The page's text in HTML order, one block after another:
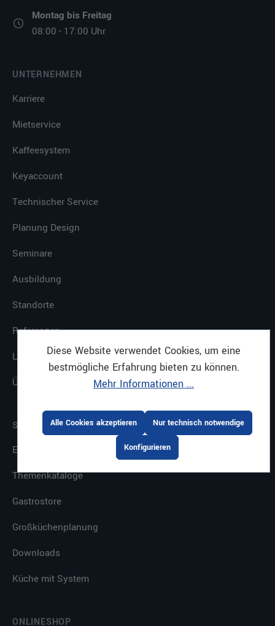
Montag bis Freitag
08:00 - 17:00 Uhr
UNTERNEHMEN
Karriere
Mietservice
Kaffeesystem
Keyaccount
Technischer Service
Planung Design
Seminare
Ausbildung
Standorte
Referenzen
Leistungen
Über uns
SERVICE
E-Procurement
Themenkataloge
Gastrostore
Großküchenplanung
Downloads
Küche mit System
ONLINESHOP
Diese Website verwendet Cookies, um eine
bestmögliche Erfahrung bieten zu können.
Mehr Informationen ...
Nur technisch notwendige
Konfigurieren
Alle Cookies akzeptieren